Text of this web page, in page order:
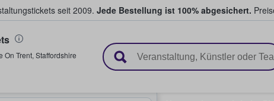
seit 2009. Jede Bestellung ist 100% abgesichert.
& verkaufen
On Trent, Staffordshire